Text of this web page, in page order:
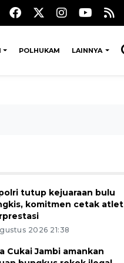
POLHUKAM LAINNYA
tutup kejuaraan bulu
komitmen cetak atlet
2026 21:38
Cukai Jambi amankan